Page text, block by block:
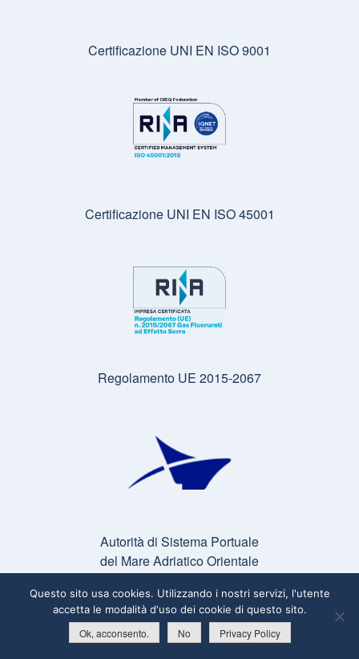
Certificazione UNI EN ISO 9001
Certificazione UNI EN ISO 45001
Regolamento UE 2015-2067
Autorità di Sistema Portuale
del Mare Adriatico Orientale
Questo sito usa cookies. Utilizzando i nostri servizi, l'utente
accetta le modalità d'uso dei cookie di questo sito.
Ok, acconsento. No Privacy Policy